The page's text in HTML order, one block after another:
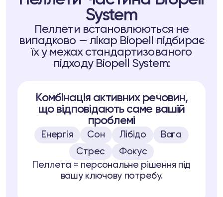
System
Пеллети встановлюються не
випадково — лікар Biopell підбирає
їх у межах стандартизованого
підходу Biopell System:
Kомбінація активних речовин,
що відповідають саме вашій
проблемі
Енергія Сон Лібідо
Вага
Стрес
Фокус
Пеллета = персональне рішення під
вашу ключову потребу.